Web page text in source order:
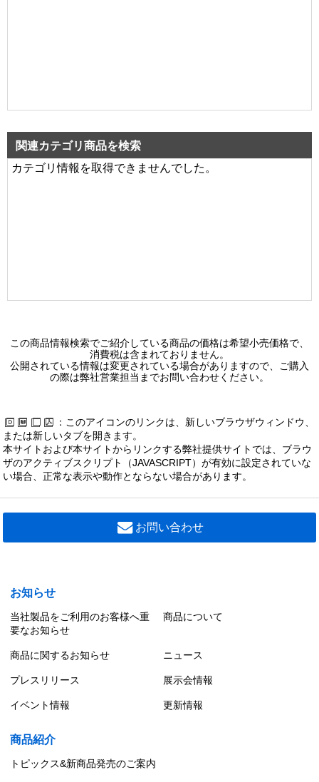
関連カテゴリ商品を検索
カテゴリ情報を取得できませんでした。
この商品情報検索でご紹介している商品の価格は希望小売価格で、
消費税は含まれておりません。
公開されている情報は変更されている場合がありますので、ご購入
の際は弊社営業担当までお問い合わせください。
：このアイコンのリンクは、新しいブラウザウィンドウ、
または新しいタブを開きます。
本サイトおよび本サイトからリンクする弊社提供サイトでは、ブラウ
ザのアクティブスクリプト（JAVASCRIPT）が有効に設定されていな
い場合、正常な表示や動作とならない場合があります。
お問い合わせ
お知らせ
当社製品をご利用のお客様へ重
要なお知らせ
商品について
商品に関するお知らせ ニュース
プレスリリース 展示会情報
イベント情報 更新情報
商品紹介
トピックス&新商品発売のご案内